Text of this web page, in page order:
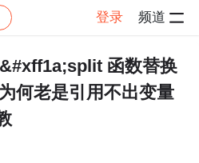
登录 频道
帖子详情
函数替换
何老是引用不出变量